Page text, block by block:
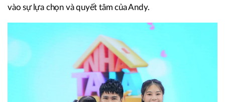
vào sự lựa chọn và quyết tâm của Andy.